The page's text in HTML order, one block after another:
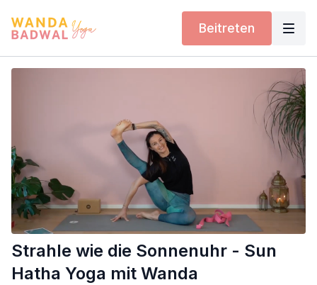
Beitreten
Strahle wie die Sonnenuhr - Sun
Hatha Yoga mit Wanda